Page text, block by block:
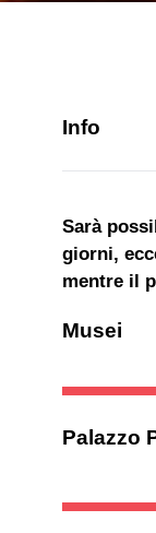
Info
Sarà
giorni,
mentre il
Musei
Palazzo